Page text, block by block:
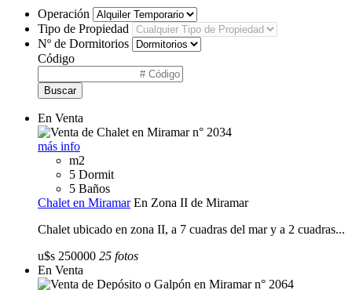
Operación
Tipo de Propiedad
Nº de Dormitorios
Código
Buscar
En Venta
más info
m2
5 Dormit
5 Baños
Chalet en Miramar En Zona II de Miramar
Chalet ubicado en zona II, a 7 cuadras del mar y a 2 cuadras...
u$s 250000 25 fotos
En Venta